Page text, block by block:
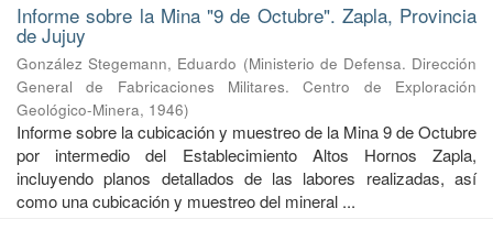
Informe sobre la Mina "9 de Octubre". Zapla, Provincia
de Jujuy
González Stegemann, Eduardo (Ministerio de Defensa. Dirección
General de Fabricaciones Militares. Centro de Exploración
Geológico-Minera, 1946)
Informe sobre la cubicación y muestreo de la Mina 9 de Octubre
por intermedio del Establecimiento Altos Hornos Zapla,
incluyendo planos detallados de las labores realizadas, así
como una cubicación y muestreo del mineral ...